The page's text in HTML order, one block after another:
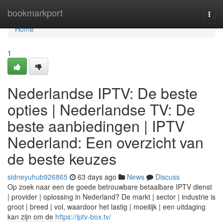
bookmarkport
Home
Home
1
Nederlandse IPTV: De beste
opties | Nederlandse TV: De
beste aanbiedingen | IPTV
Nederland: Een overzicht van
de beste keuzes
sidneyuhub926865 63 days ago News
Discuss
Op zoek naar een de goede betrouwbare betaalbare IPTV dienst
| provider | oplossing in Nederland? De markt | sector | industrie is
groot | breed | vol, waardoor het lastig | moeilijk | een uitdaging
kan zijn om de https://iptv-box.tv/